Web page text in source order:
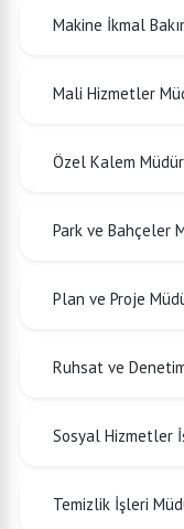
Makine İkmal
Mali Hizmetler
Özel Kalem
Park ve Bahçeler
Plan ve Proje
Ruhsat ve
Sosyal Hizmetler
Temizlik İşleri